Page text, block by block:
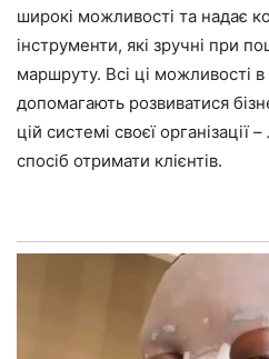
широкі можливості та надає
інструменти, які зручні при
маршруту. Всі ці можливості
допомагають розвиватися
цій системі своєї організації
спосіб отримати клієнтів.